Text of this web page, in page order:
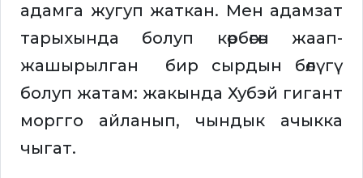
адамга жугуп жаткан. Мен адамзат
тарыхында болуп көрбөгөн жаап-
жашырылган бир сырдын бөлүгү
болуп жатам: жакында Хубэй гигант
моргго айланып, чындык ачыкка
чыгат.